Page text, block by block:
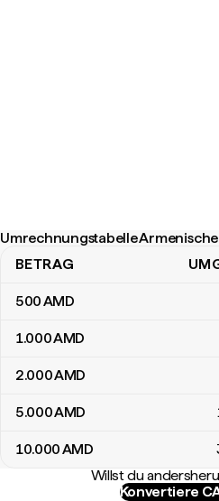
Umrechnungstabelle
Umrechnungstabelle Armenische
BETRAG
500AMD
1.000AMD
2.000AMD
5.000AMD
10.000AMD
Willst du
Konvertiere